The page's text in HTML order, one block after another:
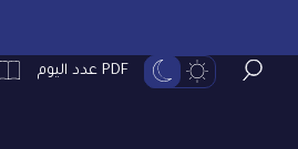
PDF عدد اليوم